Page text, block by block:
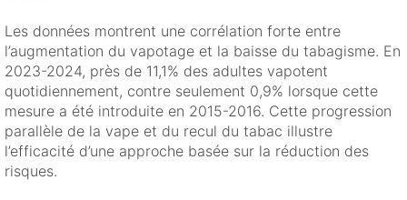
Les données montrent une corrélation forte entre
l’augmentation du vapotage et la baisse du tabagisme. En
2023-2024, près de 11,1% des adultes vapotent
quotidiennement, contre seulement 0,9% lorsque cette
mesure a été introduite en 2015-2016. Cette progression
parallèle de la vape et du recul du tabac illustre
l’efficacité d’une approche basée sur la réduction des
risques.